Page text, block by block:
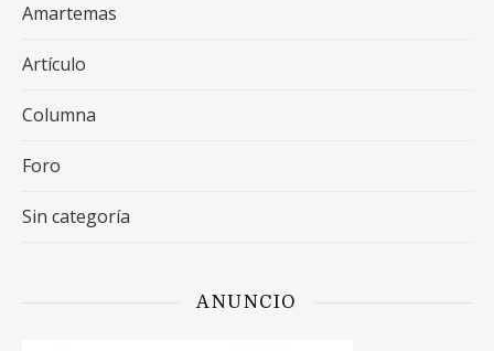
Amartemas
Artículo
Columna
Foro
Sin categoría
ANUNCIO